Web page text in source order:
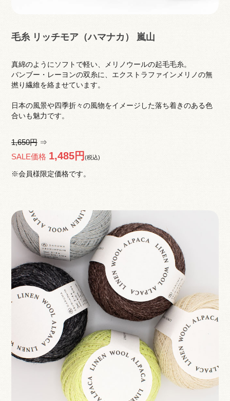
毛糸 リッチモア（ハマナカ） 嵐山
真綿のようにソフトで軽い、メリノウールの起毛毛糸。
バンブー・レーヨンの双糸に、エクストラファインメリノの無
撚り繊維を絡ませています。
日本の風景や四季折々の風物をイメージした落ち着きのある色
合いも魅力です。
1,650円⇒
SALE価格 1,485円 (税込)
※会員様限定価格です。